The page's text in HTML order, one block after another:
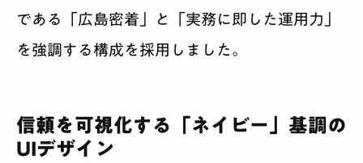
である「広島密着」と「実務に即した運用力」
を強調する構成を採用しました。
信頼を可視化する「ネイビー」基調の
UIデザイン